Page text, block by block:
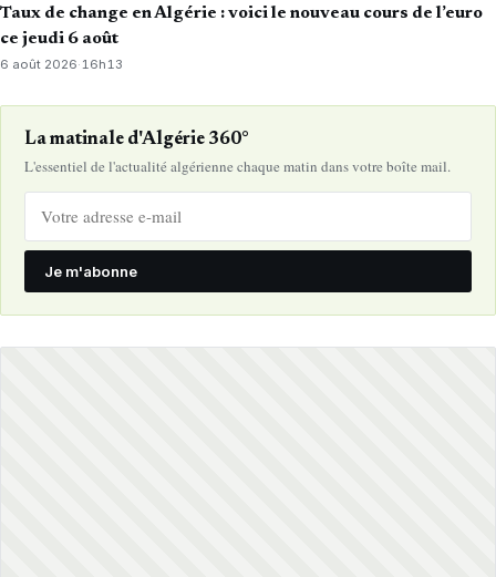
Taux de change en Algérie : voici le nouveau cours de l’euro
ce jeudi 6 août
6 août 2026·16h13
La matinale d'Algérie 360°
L'essentiel de l'actualité algérienne chaque matin dans votre boîte mail.
Je m'abonne